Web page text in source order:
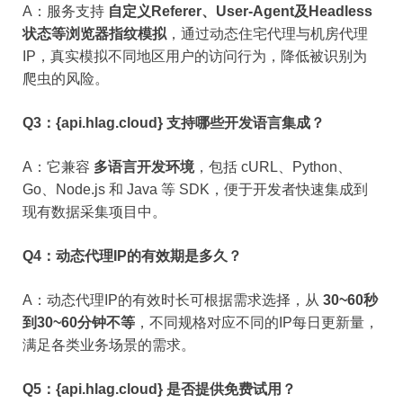
A：服务支持 自定义Referer、User-Agent及Headless
状态等浏览器指纹模拟 ，通过动态住宅代理与机房代理
IP，真实模拟不同地区用户的访问行为，降低被识别为
爬虫的风险。
Q3：{api.hlag.cloud} 支持哪些开发语言集成？
A：它兼容 多语言开发环境，包括 cURL、Python、
Go、Node.js 和 Java 等 SDK，便于开发者快速集成到
现有数据采集项目中。
Q4：动态代理IP的有效期是多久？
A：动态代理IP的有效时长可根据需求选择，从 30~60秒
到30~60分钟不等 ，不同规格对应不同的IP每日更新量，
满足各类业务场景的需求。
Q5：{api.hlag.cloud} 是否提供免费试用？